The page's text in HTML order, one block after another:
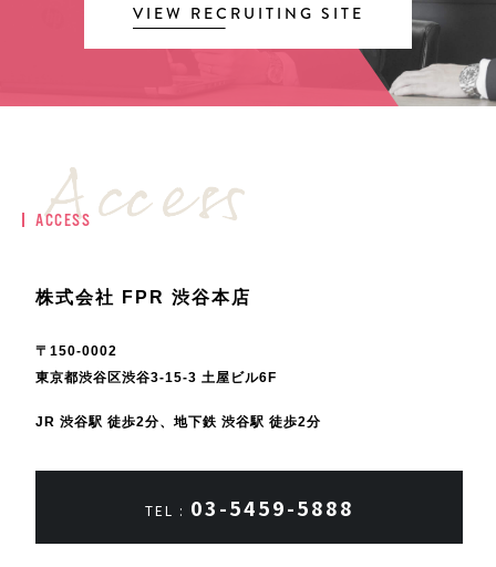
VIEW RECRUITING SITE
ACCESS
株式会社 FPR 渋谷本店
〒150-0002
東京都渋谷区渋谷3-15-3 土屋ビル6F
JR 渋谷駅 徒歩2分、地下鉄 渋谷駅 徒歩2分
TEL : 03-5459-5888